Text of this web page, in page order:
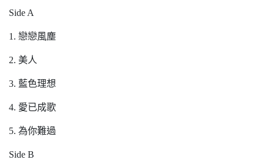
Side A
1. 戀戀風塵
2. 美人
3. 藍色理想
4. 愛已成歌
5. 為你難過
Side B